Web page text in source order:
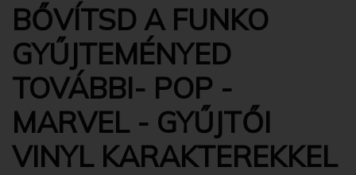
BŐVÍTSD A FUNKO
GYŰJTEMÉNYED
TOVÁBBI- POP -
MARVEL - GYŰJTŐI
VINYL KARAKTEREKKEL